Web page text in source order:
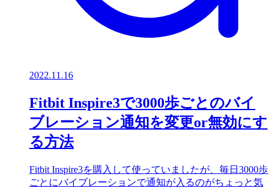
2022.11.16
Fitbit Inspire3で3000歩ごとのバイ
ブレーション通知を変更or無効にす
る方法
Fitbit Inspire3を購入して使っていましたが、毎日3000歩
ごとにバイブレーションで通知が入るのがちょっと気